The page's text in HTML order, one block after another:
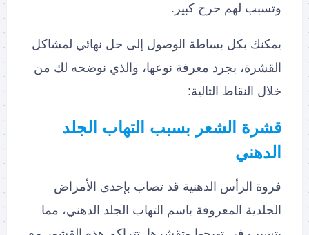
وتسبب لهم حرج كبير.
يمكنك بكل بساطة الوصول إلى حل نهائي لمشاكل
القشرة، بجرد معرفة نوعها، والذي نوضحه لك من
خلال النقاط التالية:
قشرة الشعر بسبب التهاب الجلد
الدهني
فروة الرأس الدهنية قد تصاب بإحدى الأمراض
الجلدية المعروفة باسم التهاب الجلد الدهني، مما